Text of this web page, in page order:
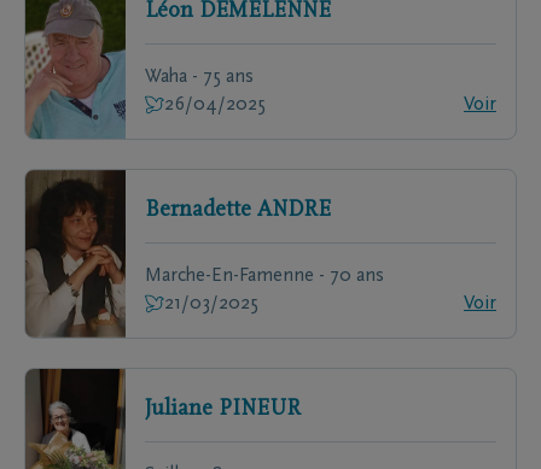
Léon DEMELENNE
Waha - 75 ans
26/04/2025
Voir
Bernadette ANDRE
Marche-En-Famenne - 70 ans
21/03/2025
Voir
Juliane PINEUR